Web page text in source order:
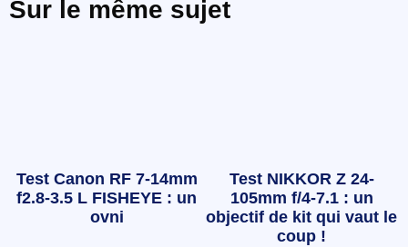
Sur le même sujet
Test Canon RF 7-14mm
f2.8-3.5 L FISHEYE : un
ovni
Test NIKKOR Z 24-
105mm f/4-7.1 : un
objectif de kit qui vaut le
coup !